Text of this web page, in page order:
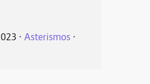
⋅ Asterismos⋅